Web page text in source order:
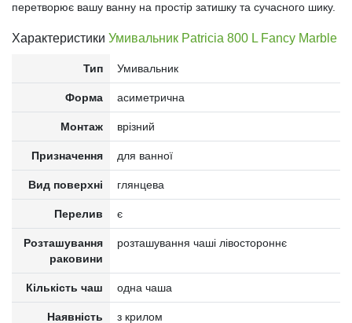
перетворює вашу ванну на простір затишку та сучасного шику.
Характеристики Умивальник Patricia 800 L Fancy Marble
Тип Умивальник
Форма асиметрична
Монтаж врізний
Призначення для ванної
Вид поверхні глянцева
Перелив є
Розташування
раковини
розташування чаші лівостороннє
Кількість чаш одна чаша
Наявність з крилом